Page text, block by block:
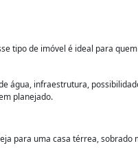
tipo de imóvel é ideal para
água, infraestrutura,
planejado.
para uma casa térrea, sobrado